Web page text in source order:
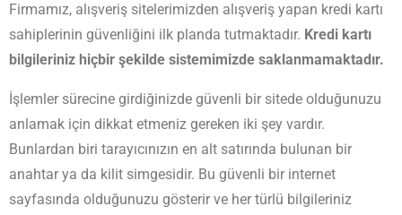
Firmamız, alışveriş sitelerimizden alışveriş yapan kredi kartı
sahiplerinin güvenliğini ilk planda tutmaktadır. Kredi kartı
bilgileriniz hiçbir şekilde sistemimizde saklanmamaktadır.
İşlemler sürecine girdiğinizde güvenli bir sitede olduğunuzu
anlamak için dikkat etmeniz gereken iki şey vardır.
Bunlardan biri tarayıcınızın en alt satırında bulunan bir
anahtar ya da kilit simgesidir. Bu güvenli bir internet
sayfasında olduğunuzu gösterir ve her türlü bilgileriniz